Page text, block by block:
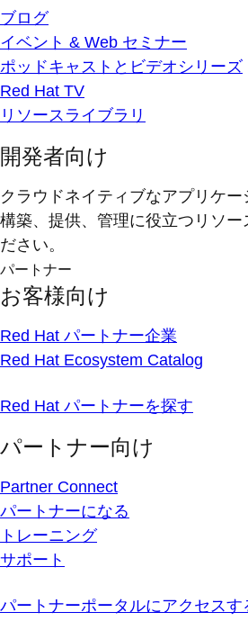
ブログ
イベント & Web セミナー
ポッドキャストとビデオシリーズ
Red Hat TV
リソースライブラリ
開発者向け
クラウドネイティブなアプリケ
構築、提供、管理に役立つリソー
ださい。
パートナー
お客様向け
Red Hat パートナー企業
Red Hat Ecosystem Catalog
Red Hat パートナーを探す
パートナー向け
Partner Connect
パートナーになる
トレーニング
サポート
パートナーポータルにアクセスす